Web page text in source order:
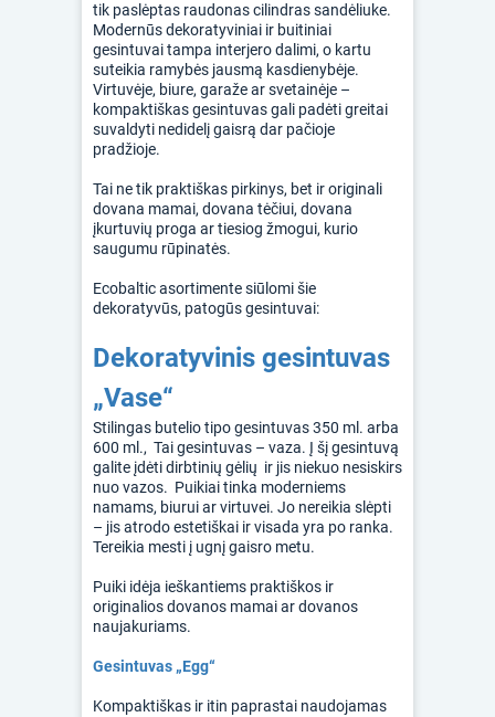
tik paslėptas raudonas cilindras sandėliuke.
Modernūs dekoratyviniai ir buitiniai
gesintuvai tampa interjero dalimi, o kartu
suteikia ramybės jausmą kasdienybėje.
Virtuvėje, biure, garaže ar svetainėje –
kompaktiškas gesintuvas gali padėti greitai
suvaldyti nedidelį gaisrą dar pačioje
pradžioje.
Tai ne tik praktiškas pirkinys, bet ir originali
dovana mamai, dovana tėčiui, dovana
įkurtuvių proga ar tiesiog žmogui, kurio
saugumu rūpinatės.
Ecobaltic asortimente siūlomi šie
dekoratyvūs, patogūs gesintuvai:
Dekoratyvinis gesintuvas
„Vase“
Stilingas butelio tipo gesintuvas 350 ml. arba
600 ml., Tai gesintuvas – vaza. Į šį gesintuvą
galite įdėti dirbtinių gėlių ir jis niekuo nesiskirs
nuo vazos. Puikiai tinka moderniems
namams, biurui ar virtuvei. Jo nereikia slėpti
– jis atrodo estetiškai ir visada yra po ranka.
Tereikia mesti į ugnį gaisro metu.
Puiki idėja ieškantiems praktiškos ir
originalios dovanos mamai ar dovanos
naujakuriams.
Gesintuvas „Egg“
Kompaktiškas ir itin paprastai naudojamas